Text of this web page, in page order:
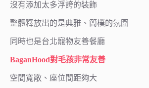
沒有添加太多浮誇的裝飾
整體釋放出的是典雅、簡樸的氛圍
同時也是台北寵物友善餐廳
BaganHood對毛孩非常友善
空間寬敞、座位間距夠大